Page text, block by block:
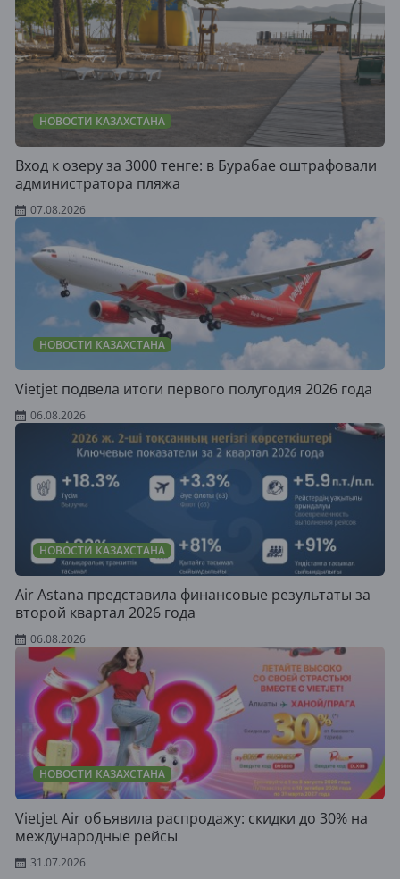
НОВОСТИ КАЗАХСТАНА
Вход к озеру за 3000 тенге: в Бурабае оштрафовали
администратора пляжа
07.08.2026
НОВОСТИ КАЗАХСТАНА
Vietjet подвела итоги первого полугодия 2026 года
06.08.2026
НОВОСТИ КАЗАХСТАНА
Air Astana представила финансовые результаты за
второй квартал 2026 года
06.08.2026
НОВОСТИ КАЗАХСТАНА
Vietjet Air объявила распродажу: скидки до 30% на
международные рейсы
31.07.2026